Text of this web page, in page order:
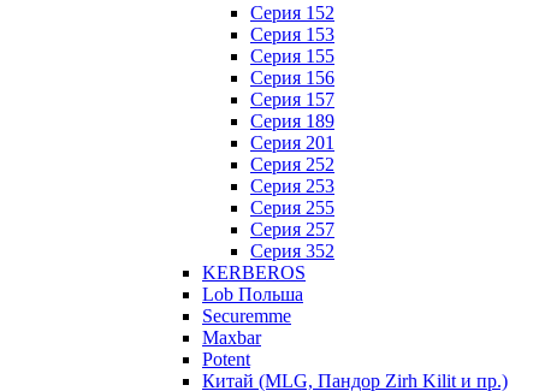
Серия 152
Серия 153
Серия 155
Серия 156
Серия 157
Серия 189
Серия 201
Серия 252
Серия 253
Серия 255
Серия 257
Серия 352
KERBEROS
Lob Польша
Securemme
Maxbar
Potent
Китай (MLG, Пандор Zirh Kilit и пр.)